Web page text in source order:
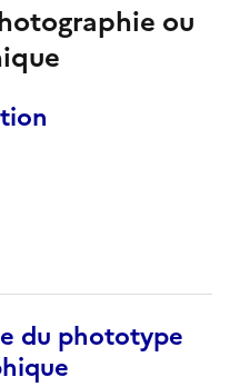
ou
du phototype